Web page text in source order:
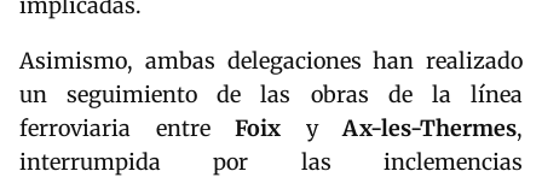
Asimismo, ambas delegaciones han realizado
un seguimiento de las obras de la línea
ferroviaria entre Foix y Ax-les-Thermes,
interrumpida por las inclemencias